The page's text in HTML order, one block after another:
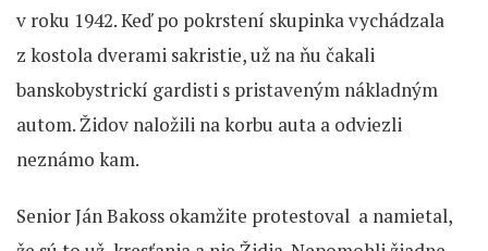
v roku 1942. Keď po pokrstení skupinka vychádzala
z kostola dverami sakristie, už na ňu čakali
banskobystrickí gardisti s pristaveným nákladným
autom. Židov naložili na korbu auta a odviezli
neznámo kam.
Senior Ján Bakoss okamžite protestoval a namietal,